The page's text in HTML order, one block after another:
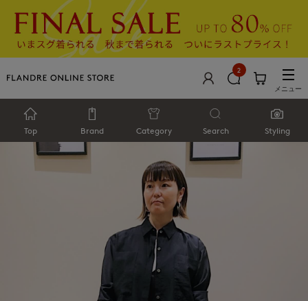
2
メニュー
Top Brand Category Search Styling